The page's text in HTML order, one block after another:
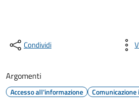
Condividi
Argomenti
Accesso all'informazione